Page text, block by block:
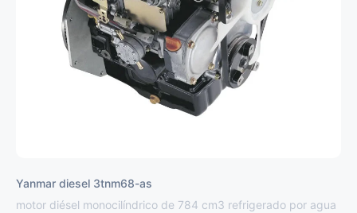
Yanmar diesel 3tnm68-as
motor diésel monocilíndrico de 784 cm3 refrigerado por agua